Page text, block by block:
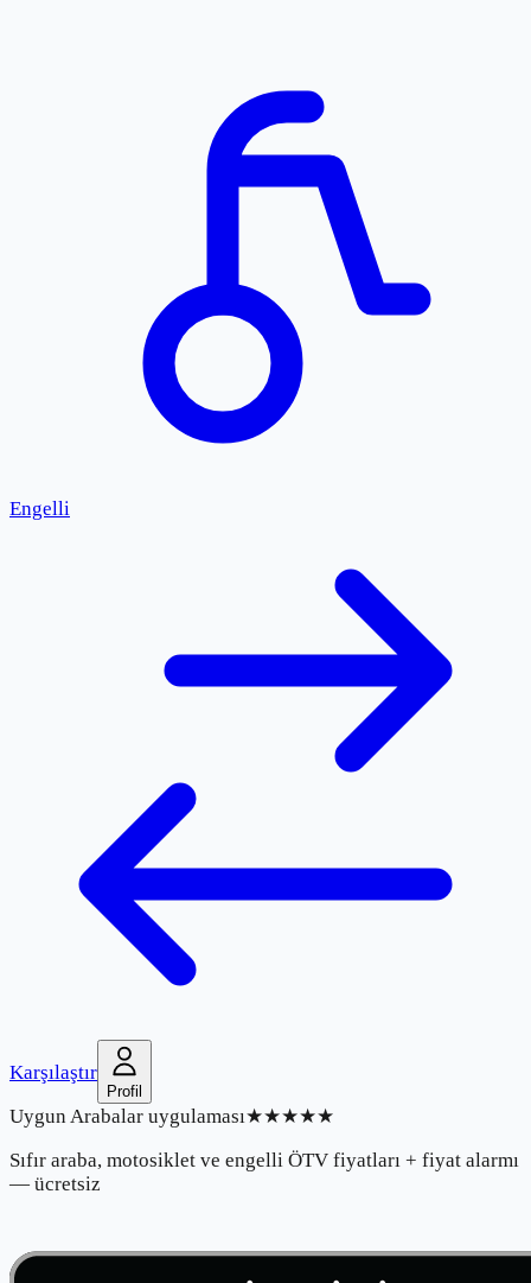
Engelli
Karşılaştır
Profil
Uygun Arabalar uygulaması★★★★★
Sıfır araba, motosiklet ve engelli ÖTV fiyatları + fiyat alarmı
— ücretsiz